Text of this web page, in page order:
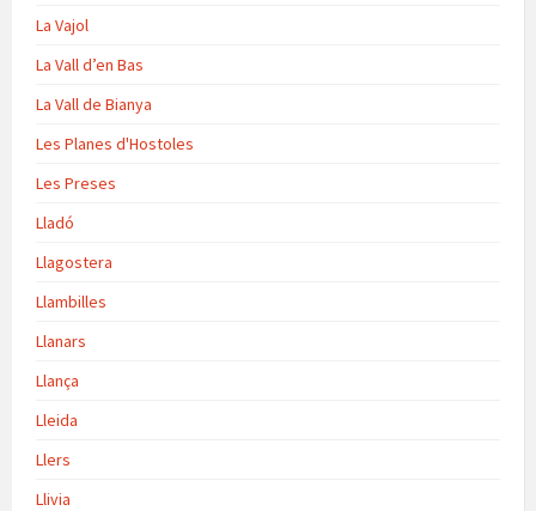
La Vajol
La Vall d’en Bas
La Vall de Bianya
Les Planes d'Hostoles
Les Preses
Lladó
Llagostera
Llambilles
Llanars
Llança
Lleida
Llers
Llivia